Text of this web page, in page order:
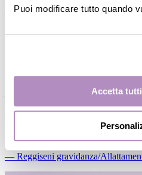
Puoi modificare tutto quando
Accetta
― Vedi tutto
Mdi Mamma
―Coppetta/Conchiglie assorbilatte
―Fasce Pre/Post partum
― Reggiseni gravidanza/